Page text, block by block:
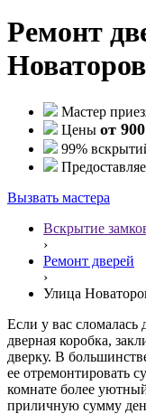
Ремонт
Новаторов
Мастер
Цены от
99%
Вызвать мастера
Вскрытие
›
Ремонт дверей
›
Улица
Если у вас сломалась
дверная коробка,
дверку. В
ее отремонтировать
комнате более
приличную сумму